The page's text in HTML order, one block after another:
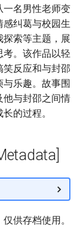
一名男性老师变
纠葛与校园生
索等主题，展
。该作品以轻
反应和与封邵
乐趣。故事围
他与封邵之间情
的过程。
供存档使用。